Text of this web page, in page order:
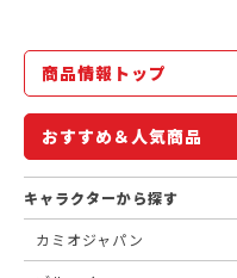
商品情報トップ
おすすめ＆人気商品
キャラクターから探す
カミオジャパン